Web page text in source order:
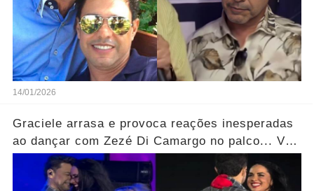
14/01/2026
Graciele arrasa e provoca reações inesperadas
ao dançar com Zezé Di Camargo no palco... Ver